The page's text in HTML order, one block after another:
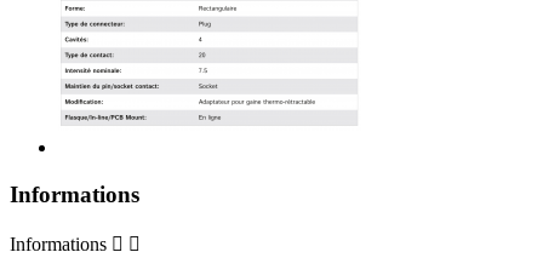
Informations
Informations  